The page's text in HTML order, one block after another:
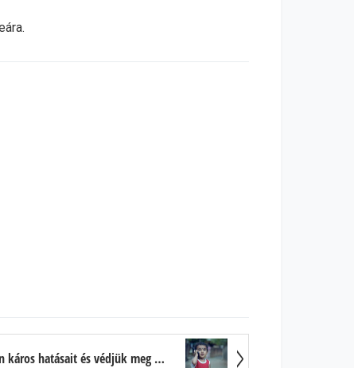
Hogyan csökkentsük a mobiltelefon káros hatásait és védjük meg magunkat a sugárzástól?